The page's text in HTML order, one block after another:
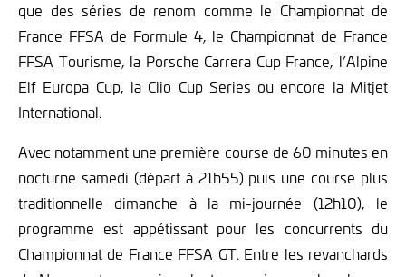
que des séries de renom comme le Championnat de
France FFSA de Formule 4, le Championnat de France
FFSA Tourisme, la Porsche Carrera Cup France, l’Alpine
Elf Europa Cup, la Clio Cup Series ou encore la Mitjet
International.
Avec notamment une première course de 60 minutes en
nocturne samedi (départ à 21h55) puis une course plus
traditionnelle dimanche à la mi-journée (12h10), le
programme est appétissant pour les concurrents du
Championnat de France FFSA GT. Entre les revanchards